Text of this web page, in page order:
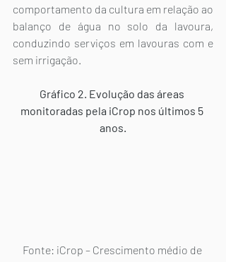
comportamento da cultura em relação ao
balanço de água no solo da lavoura,
conduzindo serviços em lavouras com e
sem irrigação.
Gráfico 2. Evolução das áreas
monitoradas pela iCrop nos últimos 5
anos.
Fonte: iCrop – Crescimento médio de